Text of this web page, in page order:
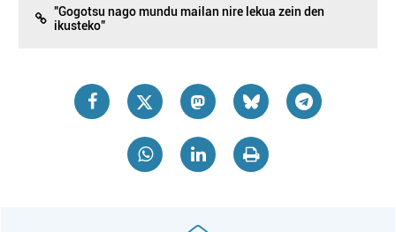
"Gogotsu nago mundu mailan nire lekua zein den
ikusteko"